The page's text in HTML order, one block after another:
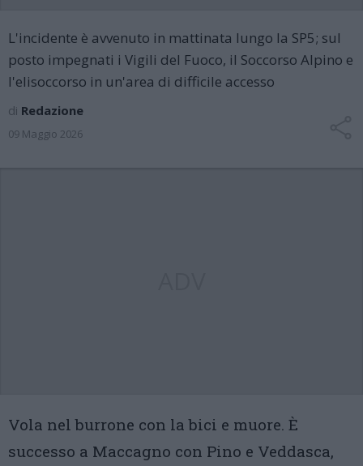
L'incidente è avvenuto in mattinata lungo la SP5; sul
posto impegnati i Vigili del Fuoco, il Soccorso Alpino e
l'elisoccorso in un'area di difficile accesso
di Redazione
09 Maggio 2026
Vola nel burrone con la bici e muore. È
successo a Maccagno con Pino e Veddasca,